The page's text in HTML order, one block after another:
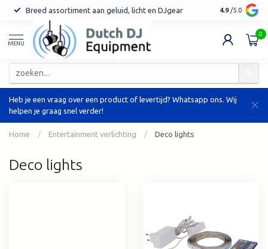
Breed assortiment aan geluid, licht en DJgear Tot 7 jaar
4.9 /5.0
MENU
0
Heb je een vraag over een product of levertijd? Whatsapp ons. Wij
helpen je graag snel verder!
Home / Entertainment verlichting / Deco lights
Deco lights